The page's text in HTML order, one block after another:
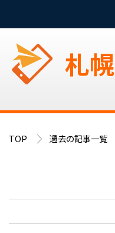
札幌
TOP 過去の記事一覧